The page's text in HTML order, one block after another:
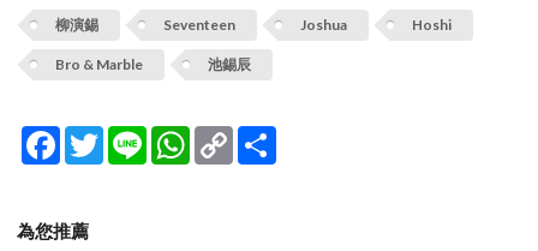
柳演錫 Seventeen Joshua Hoshi
Bro & Marble 池錫辰
Facebook
TwitterLine WhatsApp
Copy
Link
為您推薦